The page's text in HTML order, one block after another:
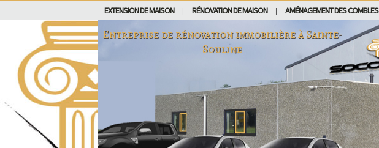
EXTENSION DE MAISON RÉNOVATION DE MAISON AMÉNAGEMENT DES COMBLES
Entreprise de rénovation immobilière àSainte-
Souline